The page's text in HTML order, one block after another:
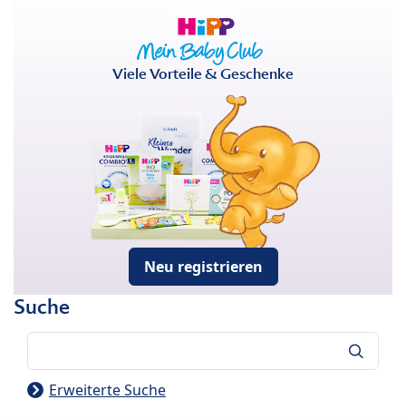
Viele Vorteile & Geschenke
Neu registrieren
Suche
Erweiterte Suche